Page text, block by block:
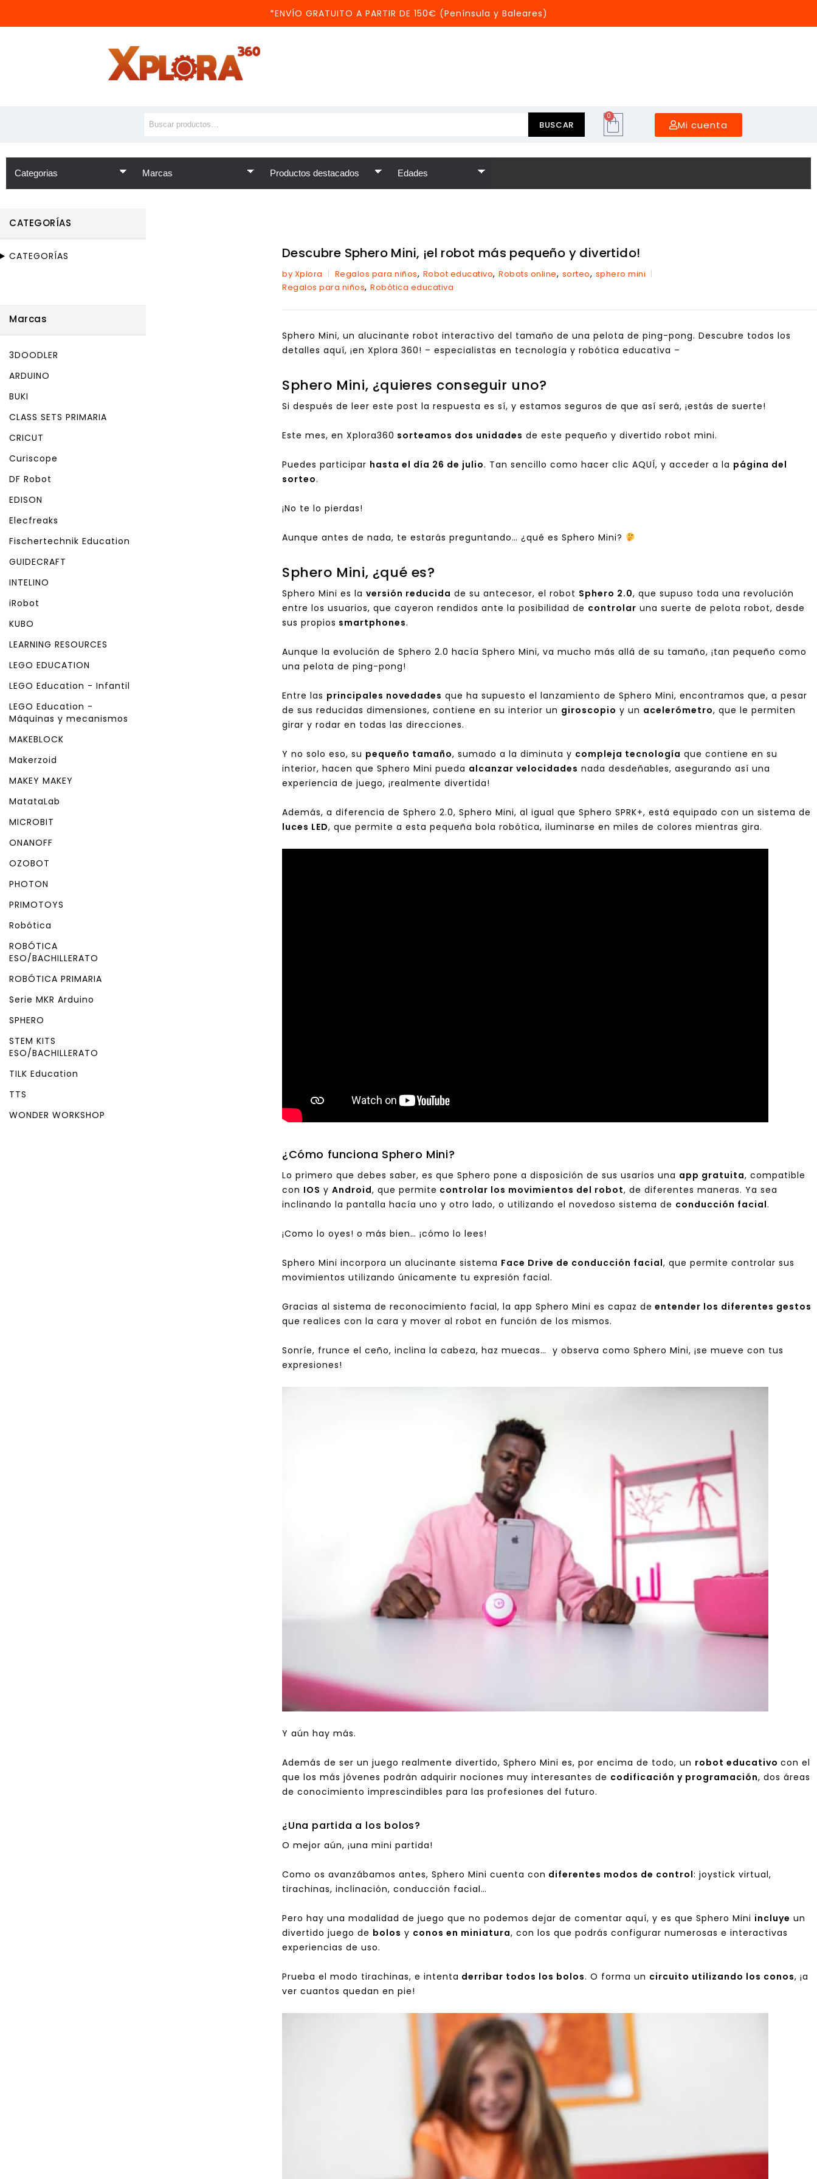
*ENVÍO GRATUITO A PARTIR DE 150€ (Península y Baleares)
BUSCAR
0
Mi cuenta
Descubre Sphero Mini, ¡el robot más pequeño y divertido!
by Xplora Regalos para niños, Robot educativo, Robots online, sorteo, sphero mini
Regalos para niños, Robótica educativa
Sphero Mini, un alucinante robot interactivo del tamaño de una pelota de ping-pong. Descubre todos los
detalles aquí, ¡en Xplora 360! – especialistas en tecnología y robótica educativa –
Sphero Mini, ¿quieres conseguir uno?
Si después de leer este post la respuesta es sí, y estamos seguros de que así será, ¡estás de suerte!
Este mes, en Xplora360 sorteamos dos unidades de este pequeño y divertido robot mini.
Puedes participar hasta el día 26 de julio. Tan sencillo como hacer clic AQUÍ, y acceder a la página del
sorteo.
¡No te lo pierdas!
Aunque antes de nada, te estarás preguntando… ¿qué es Sphero Mini?
Sphero Mini, ¿qué es?
Sphero Mini es la versión reducida de su antecesor, el robot Sphero 2.0, que supuso toda una revolución
entre los usuarios, que cayeron rendidos ante la posibilidad de controlar una suerte de pelota robot, desde
sus propios smartphones.
Aunque la evolución de Sphero 2.0 hacía Sphero Mini, va mucho más allá de su tamaño, ¡tan pequeño como
una pelota de ping-pong!
Entre las principales novedades que ha supuesto el lanzamiento de Sphero Mini, encontramos que, a pesar
de sus reducidas dimensiones, contiene en su interior un giroscopio y un acelerómetro, que le permiten
girar y rodar en todas las direcciones.
Y no solo eso, su pequeño tamaño, sumado a la diminuta y compleja tecnología que contiene en su
interior, hacen que Sphero Mini pueda alcanzar velocidades nada desdeñables, asegurando así una
experiencia de juego, ¡realmente divertida!
Además, a diferencia de Sphero 2.0, Sphero Mini, al igual que Sphero SPRK+, está equipado con un sistema de
luces LED, que permite a esta pequeña bola robótica, iluminarse en miles de colores mientras gira.
¿Cómo funciona Sphero Mini?
Lo primero que debes saber, es que Sphero pone a disposición de sus usarios una app gratuita, compatible
con IOS y Android, que permite controlar los movimientos del robot, de diferentes maneras. Ya sea
inclinando la pantalla hacía uno y otro lado, o utilizando el novedoso sistema de conducción facial.
¡Como lo oyes! o más bien… ¡cómo lo lees!
Sphero Mini incorpora un alucinante sistema Face Drive de conducción facial, que permite controlar sus
movimientos utilizando únicamente tu expresión facial.
Gracias al sistema de reconocimiento facial, la app Sphero Mini es capaz de entender los diferentes gestos
que realices con la cara y mover al robot en función de los mismos.
Sonríe, frunce el ceño, inclina la cabeza, haz muecas… y observa como Sphero Mini, ¡se mueve con tus
expresiones!
Y aún hay más.
Además de ser un juego realmente divertido, Sphero Mini es, por encima de todo, un robot educativo con el
que los más jóvenes podrán adquirir nociones muy interesantes de codificación y programación, dos áreas
de conocimiento imprescindibles para las profesiones del futuro.
¿Una partida a los bolos?
O mejor aún, ¡una mini partida!
Como os avanzábamos antes, Sphero Mini cuenta con diferentes modos de control: joystick virtual,
tirachinas, inclinación, conducción facial…
Pero hay una modalidad de juego que no podemos dejar de comentar aquí, y es que Sphero Mini incluye un
divertido juego de bolos y conos en miniatura, con los que podrás configurar numerosas e interactivas
experiencias de uso.
Prueba el modo tirachinas, e intenta derribar todos los bolos. O forma un circuito utilizando los conos, ¡a
ver cuantos quedan en pie!
CATEGORÍAS
CATEGORÍAS
Marcas
3DOODLER
ARDUINO
BUKI
CLASS SETS PRIMARIA
CRICUT
Curiscope
DF Robot
EDISON
Elecfreaks
Fischertechnik Education
GUIDECRAFT
INTELINO
iRobot
KUBO
LEARNING RESOURCES
LEGO EDUCATION
LEGO Education - Infantil
LEGO Education -
Máquinas y mecanismos
MAKEBLOCK
Makerzoid
MAKEY MAKEY
MatataLab
MICROBIT
ONANOFF
OZOBOT
PHOTON
PRIMOTOYS
Robótica
ROBÓTICA
ESO/BACHILLERATO
ROBÓTICA PRIMARIA
Serie MKR Arduino
SPHERO
STEM KITS
ESO/BACHILLERATO
TILK Education
TTS
WONDER WORKSHOP